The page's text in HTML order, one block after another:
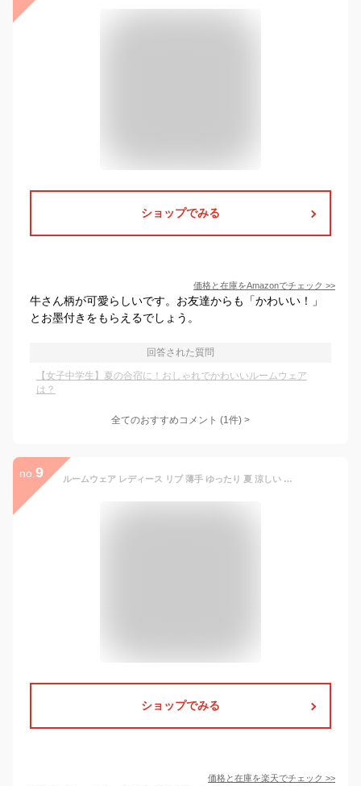
ショップでみる
価格と在庫をAmazonでチェック >>
牛さん柄が可愛らしいです。お友達からも「かわいい！」
とお墨付きをもらえるでしょう。
回答された質問
【女子中学生】夏の合宿に！おしゃれでかわいいルームウェア
は？
全てのおすすめコメント (1件) >
no. 9 ルームウェア レディース リブ 薄手 ゆったり 夏 涼しい 半袖 長袖 Tシャツ ショートパンツ 短パン ロングパンツ 快適 パジャマ 伸縮性 通気性 ソフト 柔らかい 部屋着 ねまき 夏用 フェミニン 女性 婦人 在宅 おしゃれ かわいい
ショップでみる
価格と在庫を楽天でチェック >>